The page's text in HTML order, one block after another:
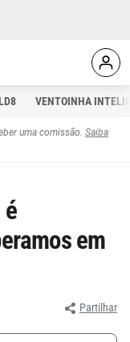
VENTOINHA
uma comissão. Saiba
é
em
Partilhar